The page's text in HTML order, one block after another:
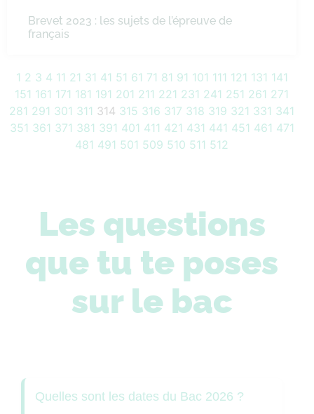
Brevet 2023 : les sujets de l’épreuve de
français
1 2 3 4 11 21 31 41 51 61 71 81 91 101 111 121 131 141
151 161 171 181 191 201 211 221 231 241 251 261 271
281 291 301 311 314 315 316 317 318 319 321 331 341
351 361 371 381 391 401 411 421 431 441 451 461 471
481 491 501 509 510 511 512
Les questions
que tu te poses
sur le bac
Quelles sont les dates du Bac 2026 ?